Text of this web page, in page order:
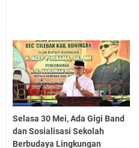
Selasa 30 Mei, Ada Gigi Band
dan Sosialisasi Sekolah
Berbudaya Lingkungan